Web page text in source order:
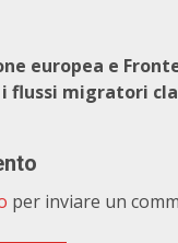
europea e
flussi migratori
per inviare un